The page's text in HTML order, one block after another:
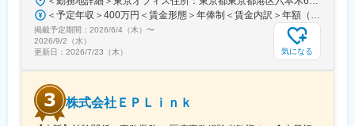
暇。
・産前産後休暇（妊娠中時短勤務あり）、子供が3歳になるまで取
得できる育児休業、
復帰後は短時間勤務制度の利用も可能。
変更の範囲：会社の定める業務
掲載予定期間： 2026/6/4（木） 〜
2026/9/2（水）
更新日： 2026/7/23（木） 気になる
株式会社ＥＰＬｉｎｋ